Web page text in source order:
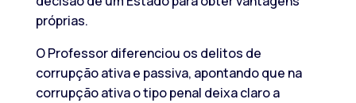
próprias.
O Professor diferenciou os delitos de
corrupção ativa e passiva, apontando que na
corrupção ativa o tipo penal deixa claro a